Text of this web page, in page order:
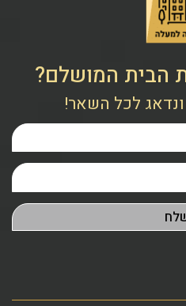
הבית המושלם?
לכל השאר!